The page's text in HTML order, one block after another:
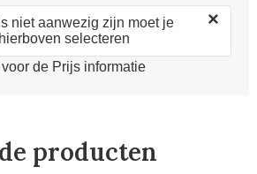
niet aanwezig zijn moet je
selecteren
×
de Prijs informatie
producten